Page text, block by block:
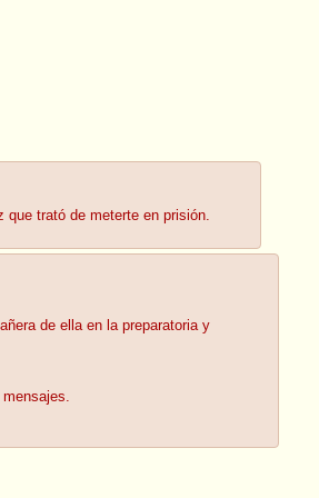
trató de meterte en prisión.
de ella en la preparatoria y